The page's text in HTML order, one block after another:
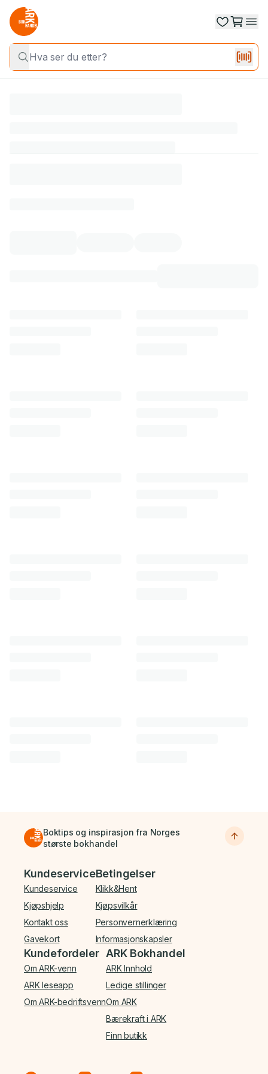
Boktips og inspirasjon fra Norges
største bokhandel
Bunnmeny
Kundeservice
Kundeservice
Kjøpshjelp
Kontakt oss
Gavekort
Betingelser
Klikk&Hent
Kjøpsvilkår
Personvernerklæring
Informasjonskapsler
Kundefordeler
Om ARK-venn
ARK leseapp
Om ARK-bedriftsvenn
ARK Bokhandel
ARK Innhold
Ledige stillinger
Om ARK
Bærekraft i ARK
Finn butikk